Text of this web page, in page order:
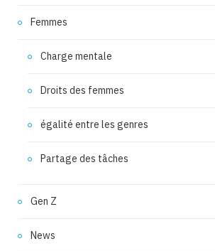
Femmes
Charge mentale
Droits des femmes
égalité entre les genres
Partage des tâches
Gen Z
News